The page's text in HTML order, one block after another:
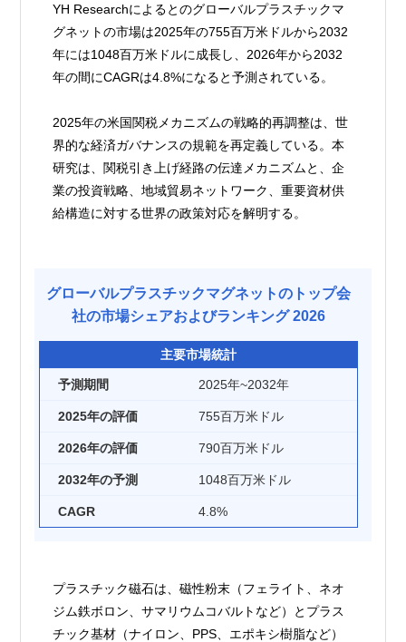
YH Researchによるとのグローバルプラスチックマ
グネットの市場は2025年の755百万米ドルから2032
年には1048百万米ドルに成長し、2026年から2032
年の間にCAGRは4.8%になると予測されている。
2025年の米国関税メカニズムの戦略的再調整は、世
界的な経済ガバナンスの規範を再定義している。本
研究は、関税引き上げ経路の伝達メカニズムと、企
業の投資戦略、地域貿易ネットワーク、重要資材供
給構造に対する世界の政策対応を解明する。
グローバルプラスチックマグネットのトップ会
社の市場シェアおよびランキング 2026
主要市場統計
予測期間 2025年~2032年
2025年の評価 755百万米ドル
2026年の評価 790百万米ドル
2032年の予測 1048百万米ドル
CAGR 4.8%
プラスチック磁石は、磁性粉末（フェライト、ネオ
ジム鉄ボロン、サマリウムコバルトなど）とプラス
チック基材（ナイロン、PPS、エポキシ樹脂など）